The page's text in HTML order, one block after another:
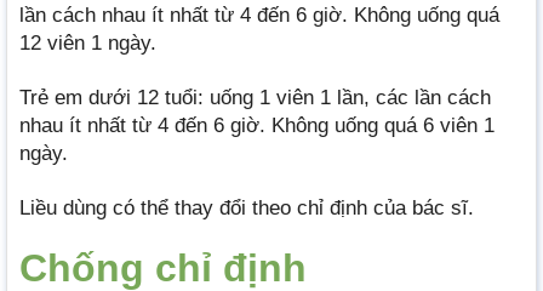
lần cách nhau ít nhất từ 4 đến 6 giờ. Không uống quá
12 viên 1 ngày.
Trẻ em dưới 12 tuổi: uống 1 viên 1 lần, các lần cách
nhau ít nhất từ 4 đến 6 giờ. Không uống quá 6 viên 1
ngày.
Liều dùng có thể thay đổi theo chỉ định của bác sĩ.
Chống chỉ định